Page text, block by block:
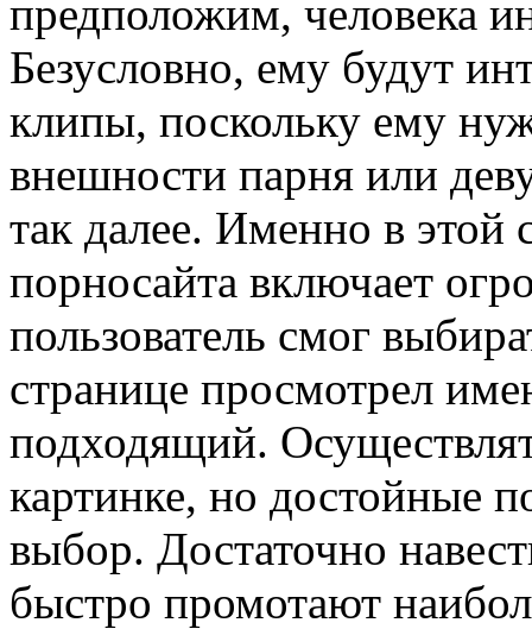
предположим, человека
Безусловно, ему будут
клипы, поскольку ему
внешности парня или
так далее. Именно в этой
порносайта включает
пользователь смог
странице просмотрел
подходящий.
картинке, но достойные
выбор. Достаточно
быстро промотают